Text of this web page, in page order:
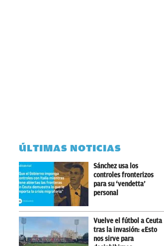
ÚLTIMAS NOTICIAS
Sánchez usa los
controles fronterizos
para su ‘vendetta’
personal
Vuelve el fútbol a Ceuta
tras la invasión: «Esto
nos sirve para